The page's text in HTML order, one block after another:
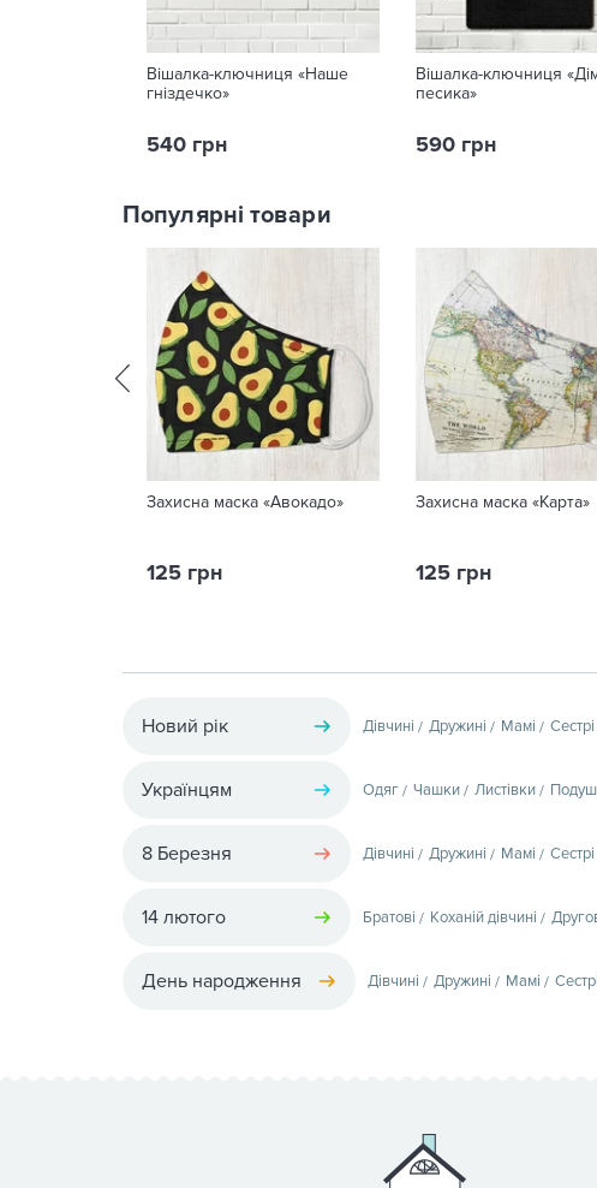
Вішалка-ключниця «Наше
гніздечко»
540 грн
Вішалка-ключниця
песика»
590 грн
Популярні товари
Захисна маска «Авокадо»
125 грн
Захисна маска «Карта»
125 грн
Новий рік Дівчині Дружині Мамі Сестрі
Українцям Одяг Чашки Листівки
8 Березня Дівчині Дружині Мамі Сестрі
14 лютого Братові Коханій дівчині
День народження Дівчині Дружині Мамі Сестрі